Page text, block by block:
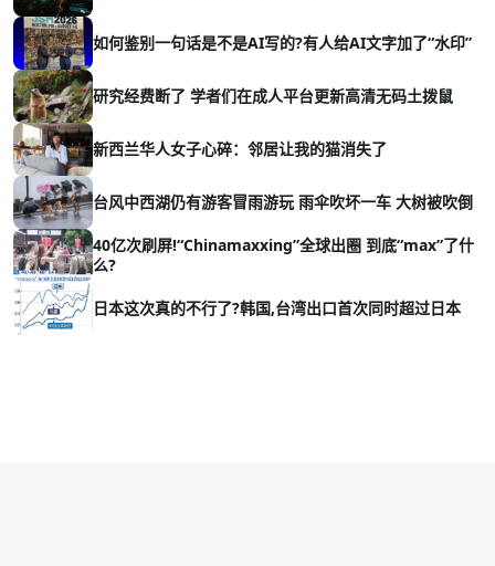
如何鉴别一句话是不是AI写的?有人给AI文字加了“水印”
研究经费断了 学者们在成人平台更新高清无码土拨鼠
新西兰华人女子心碎：邻居让我的猫消失了
台风中西湖仍有游客冒雨游玩 雨伞吹坏一车 大树被吹倒
40亿次刷屏!“Chinamaxxing”全球出圈 到底“max”了什
么?
日本这次真的不行了?韩国,台湾出口首次同时超过日本